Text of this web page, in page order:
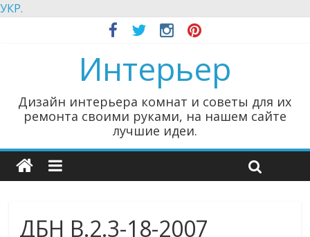
УКР.
Интерьер
Дизайн интерьера комнат и советы для их
ремонта своими руками, на нашем сайте
лучшие идеи.
ДБН В.2.3-18-2007